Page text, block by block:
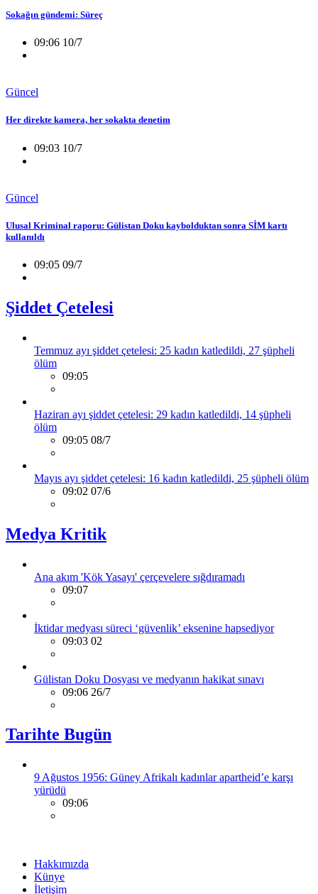
Sokağın gündemi: Süreç
09:06 10/7
Güncel
Her direkte kamera, her sokakta denetim
09:03 10/7
Güncel
Ulusal Kriminal raporu: Gülistan Doku kaybolduktan sonra SİM kartı
kullanıldı
09:05 09/7
Şiddet Çetelesi
Temmuz ayı şiddet çetelesi: 25 kadın katledildi, 27 şüpheli
ölüm
09:05
Haziran ayı şiddet çetelesi: 29 kadın katledildi, 14 şüpheli
ölüm
09:05 08/7
Mayıs ayı şiddet çetelesi: 16 kadın katledildi, 25 şüpheli ölüm
09:02 07/6
Medya Kritik
Ana akım 'Kök Yasayı' çerçevelere sığdıramadı
09:07
İktidar medyası süreci ‘güvenlik’ eksenine hapsediyor
09:03 02
Gülistan Doku Dosyası ve medyanın hakikat sınavı
09:06 26/7
Tarihte Bugün
9 Ağustos 1956: Güney Afrikalı kadınlar apartheid’e karşı
yürüdü
09:06
Hakkımızda
Künye
İletişim